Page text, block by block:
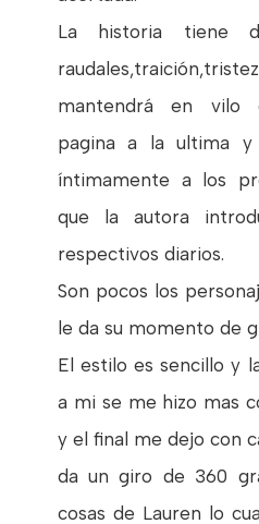
La historia tiene
mantendrá en vilo
pagina a la ultima y
íntimamente a los
que la autora
respectivos diarios.
Son pocos los
le da su momento de
El estilo es sencillo y
a mi se me hizo mas
y el final me dejo con
da un giro de 360
cosas de Lauren lo